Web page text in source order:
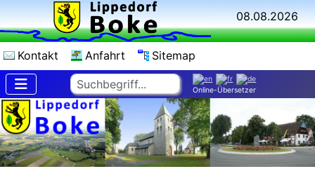
Suchen
Online-Übersetzer
Kontakt Anfahrt Sitemap
08.08.2026